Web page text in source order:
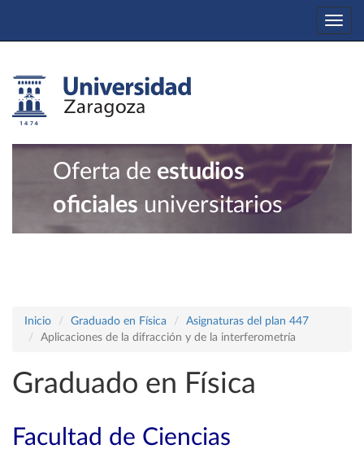
Oferta de estudios
oficiales universitarios
Inicio Graduado en Física
Asignaturas del plan 447
Aplicaciones de la difracción y de la interferometría
Graduado en Física
Facultad de Ciencias